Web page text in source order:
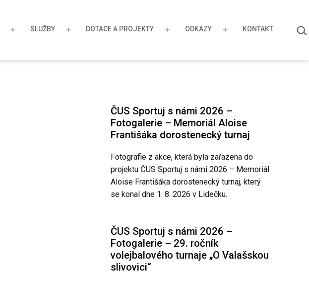
SLUŽBY DOTACE A PROJEKTY ODKAZY KONTAKT
ČUS Sportuj s námi 2026 –
Fotogalerie – Memoriál Aloise
Františáka dorostenecký turnaj
Fotografie z akce, která byla zařazena do
projektu ČUS Sportuj s námi 2026 – Memoriál
Aloise Františáka dorostenecký turnaj, který
se konal dne 1. 8. 2026 v Lidečku.
ČUS Sportuj s námi 2026 –
Fotogalerie – 29. ročník
volejbalového turnaje „O Valašskou
slivovici“